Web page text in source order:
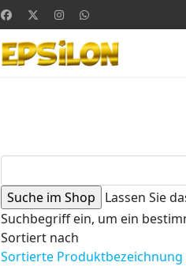
Lassen Sie
Suchbegriff ein, um ein
Sortiert nach
Sortierte Produktbezeichnung